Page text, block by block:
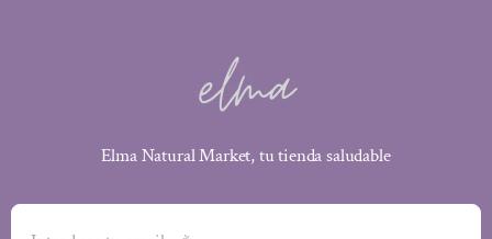
Elma Natural Market, tu tienda saludable